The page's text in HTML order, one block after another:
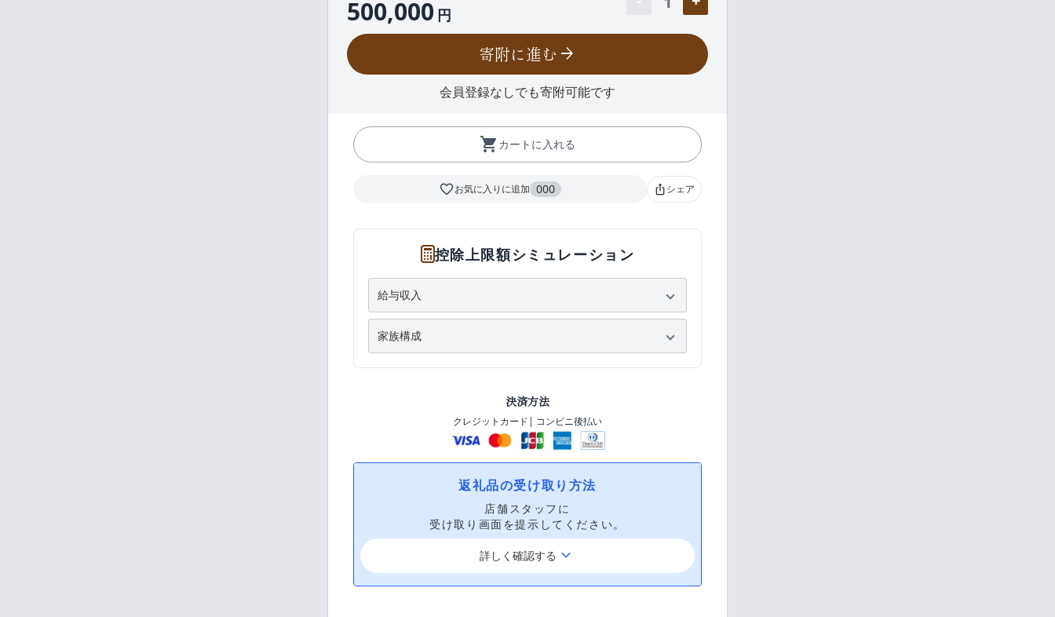
500,000 円
寄附に進む arrow_forward
会員登録なしでも寄附可能です
shopping_cart カートに入れる
favorite_borderお気に入りに追加 000 ios_shareシェア
控除上限額シミュレーション
決済方法
クレジットカード| コンビニ後払い
返礼品の受け取り方法
店舗スタッフに
受け取り画面を提示してください。
詳しく確認する keyboard_arrow_down